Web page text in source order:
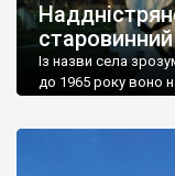
Із назви села
до 1965 року воно
Наддністрянське
сіл. У селі є